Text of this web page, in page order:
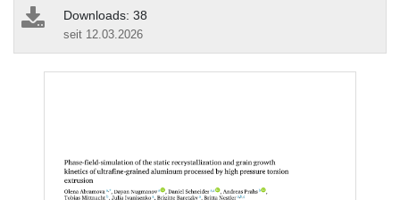
Downloads: 38
seit 12.03.2026